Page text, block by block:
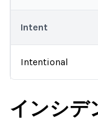
Intent
Intentional
インシデ